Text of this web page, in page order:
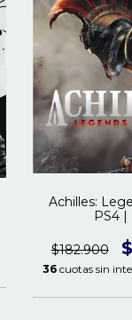
Achilles:
PS4 |
$182.900
36 cuotas sin